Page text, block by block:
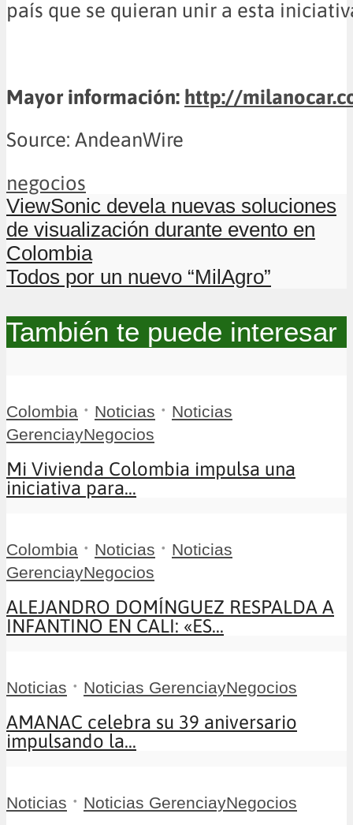
país que se quieran unir a esta
Mayor información: http://
Source: AndeanWire
negocios
ViewSonic devela nuevas soluciones
de visualización durante evento en
Colombia
Todos por un nuevo “MilAgro”
También te puede interesar
Colombia • Noticias • Noticias
GerenciayNegocios
Mi Vivienda Colombia impulsa una
iniciativa para...
Colombia • Noticias • Noticias
GerenciayNegocios
ALEJANDRO DOMÍNGUEZ RESPALDA A
INFANTINO EN CALI: «ES...
Noticias • Noticias GerenciayNegocios
AMANAC celebra su 39 aniversario
impulsando la...
Noticias • Noticias GerenciayNegocios